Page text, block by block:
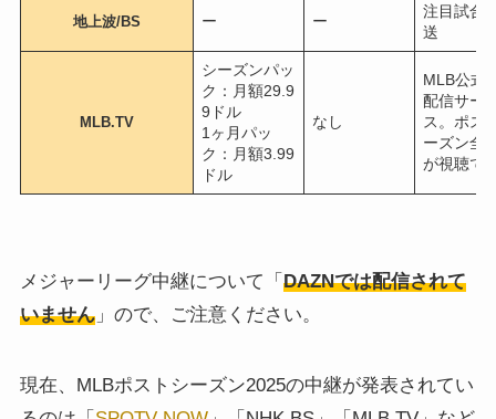
地上波/BS ー ー
注目試合
送
MLB.TV
シーズンパッ
ク：月額29.9
9ドル
1ヶ月パッ
ク：月額3.99
ドル
なし
MLB公式
配信サー
ス。ポス
ーズン全
が視聴で
メジャーリーグ中継について「 DAZNでは配信されて
いません」ので、ご注意ください。
現在、MLBポストシーズン2025の中継が発表されてい